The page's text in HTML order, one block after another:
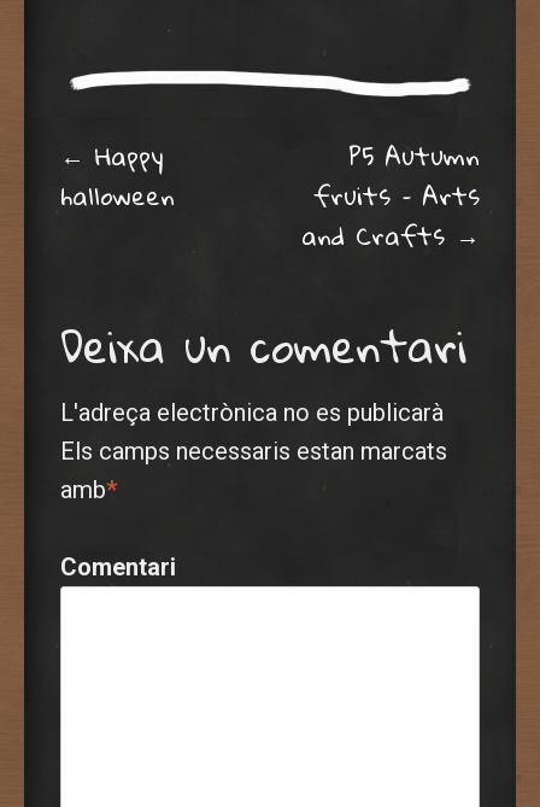
Post navigation
← Happy
halloween
P5 Autumn
fruits – Arts
and Crafts →
Deixa un comentari
L'adreça electrònica no es publicarà
Els camps necessaris estan marcats
amb*
Comentari